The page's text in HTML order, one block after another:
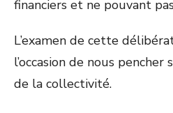
financiers et ne pouvant
L’examen de cette
l’occasion de nous
de la collectivité.